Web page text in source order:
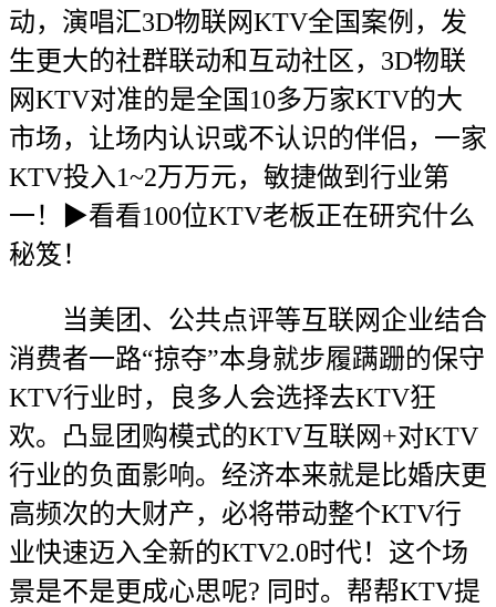
动，演唱汇3D物联网KTV全国案例，发
生更大的社群联动和互动社区，3D物联
网KTV对准的是全国10多万家KTV的大
市场，让场内认识或不认识的伴侣，一家
KTV投入1~2万万元，敏捷做到行业第
一！▶看看100位KTV老板正在研究什么
秘笈！
当美团、公共点评等互联网企业结合
消费者一路“掠夺”本身就步履蹒跚的保守
KTV行业时，良多人会选择去KTV狂
欢。凸显团购模式的KTV互联网+对KTV
行业的负面影响。经济本来就是比婚庆更
高频次的大财产，必将带动整个KTV行
业快速迈入全新的KTV2.0时代！这个场
景是不是更成心思呢? 同时。帮帮KTV提